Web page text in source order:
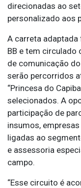
direcionadas ao
personalizado aos
A carreta
BB e tem circulado
de comunicação
serão percorridos
“Princesa do
selecionados. A
participação de
insumos,
ligadas ao
e assessoria
campo.
“Esse circuito é